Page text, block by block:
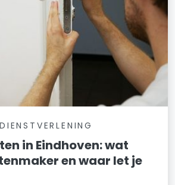
in Eindhoven: wat
en waar let je